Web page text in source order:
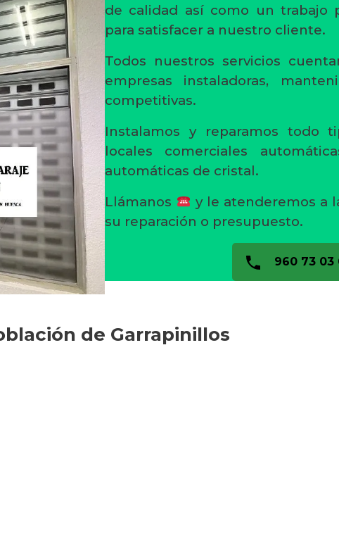
de calidad así como un trabajo
para satisfacer a nuestro cliente.
Todos nuestros servicios
empresas instaladoras,
competitivas.
Instalamos y reparamos todo
locales comerciales
automáticas de cristal.
Llámanos
y le atenderemos a
su reparación o presupuesto.
960 73 03
de Garrapinillos